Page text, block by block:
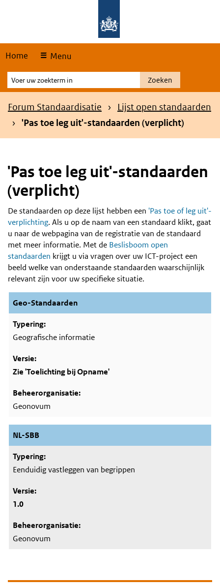
Home Menu
Voer
uw
zoekterm
Zoeken
Kruimelpad
Forum Standaardisatie
Lijst open standaarden
'Pas toe leg uit'-standaarden (verplicht)
'Pas toe leg uit'-standaarden
(verplicht)
Content
De standaarden op deze lijst hebben een 'Pas toe of leg uit'-
verplichting. Als u op de naam van een standaard klikt, gaat
u naar de webpagina van de registratie van de standaard
met meer informatie. Met de Beslisboom open
standaarden krijgt u via vragen over uw ICT-project een
beeld welke van onderstaande standaarden waarschijnlijk
relevant zijn voor uw specifieke situatie.
Geo-Standaarden
Geografische informatie
Zie 'Toelichting bij Opname'
Geonovum
NL-SBB
Eenduidig vastleggen van begrippen
1.0
Geonovum